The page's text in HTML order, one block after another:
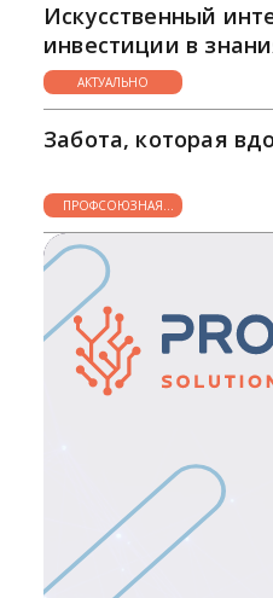
Искусственный
инвестиции в
АКТУАЛЬНО
Забота, которая
ПРОФСОЮЗНАЯ
ЖИЗНЬ